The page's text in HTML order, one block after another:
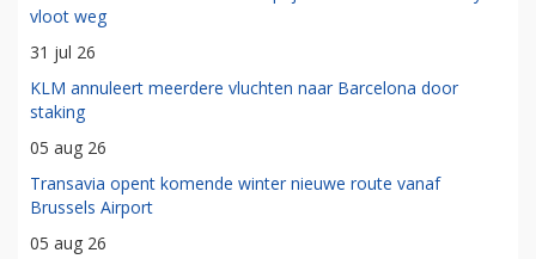
vloot weg
31 jul 26
KLM annuleert meerdere vluchten naar Barcelona door
staking
05 aug 26
Transavia opent komende winter nieuwe route vanaf
Brussels Airport
05 aug 26